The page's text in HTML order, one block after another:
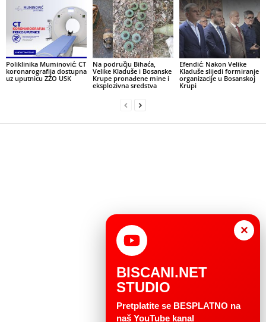
Poliklinika Muminović: CT
koronarografija dostupna
uz uputnicu ZZO USK
Na području Bihaća,
Velike Kladuše i Bosanske
Krupe pronađene mine i
eksplozivna sredstva
Efendić: Nakon Velike
Kladuše slijedi formiranje
organizacije u Bosanskoj
Krupi
×
BISCANI.NET
STUDIO
Pretplatite se BESPLATNO na
naš YouTube kanal